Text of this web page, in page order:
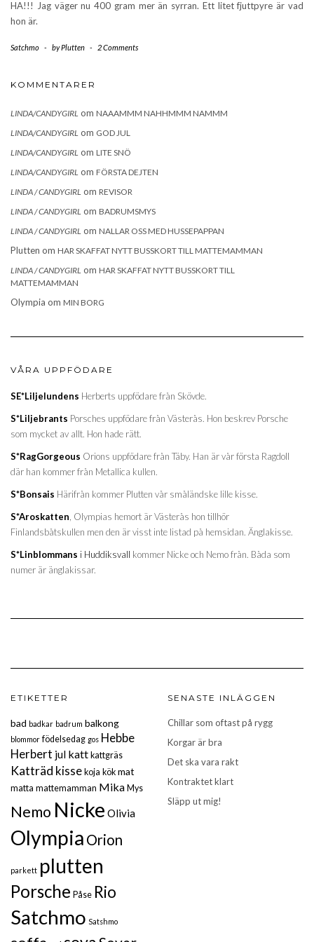
HA!!! Jag väger nu 400 gram mer än syrran. Ett litet fjuttpyre är vad
hon är.
Satchmo - byPlutten - 2 Comments
KOMMENTARER
LINDA/CANDYGIRL om NAAAMMM NAHHMMM NAMMM
LINDA/CANDYGIRL om GOD JUL
LINDA/CANDYGIRL om LITE SNÖ
LINDA/CANDYGIRL om FÖRSTA DEJTEN
LINDA / CANDYGIRL om REVISOR
LINDA / CANDYGIRL om BADRUMSMYS
LINDA / CANDYGIRL om NALLAR OSS MED HUSSEPAPPAN
Plutten om HAR SKAFFAT NYTT BUSSKORT TILL MATTEMAMMAN
LINDA / CANDYGIRL om HAR SKAFFAT NYTT BUSSKORT TILL
MATTEMAMMAN
Olympia om MIN BORG
VÅRA UPPFÖDARE
SE*Liljelundens Herberts uppfödare från Skövde.
S*Liljebrants Porsches uppfödare från Västerås. Hon beskrev Porsche
som mycket av allt. Hon hade rätt.
S*RagGorgeous Orions uppfödare från Täby. Han är vår första Ragdoll
där han kommer från Metallica kullen.
S*Bonsais Härifrån kommer Plutten vår småländske lille kisse.
S*Aroskatten , Olympias hemort är Västerås hon tillhör
Finlandsbåtskullen men den är visst inte listad på hemsidan. Änglakisse.
S*Linblommans i Huddiksvall kommer Nicke och Nemo från. Båda som
numer är änglakissar.
ETIKETTER
bad badkar badrum balkong
blommor födelsedag gos Hebbe
Herbert jul katt kattgräs
Katträd kisse koja kök mat
matta mattemamman Mika Mys
Nemo Nicke Olivia
Olympia Orion
parkett plutten
Porsche Påse Rio
Satchmo Satshmo
SENASTE INLÄGGEN
Chillar som oftast på rygg
Korgar är bra
Det ska vara rakt
Kontraktet klart
Släpp ut mig!